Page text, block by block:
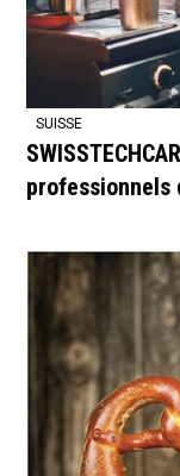
SUISSE
professionnels